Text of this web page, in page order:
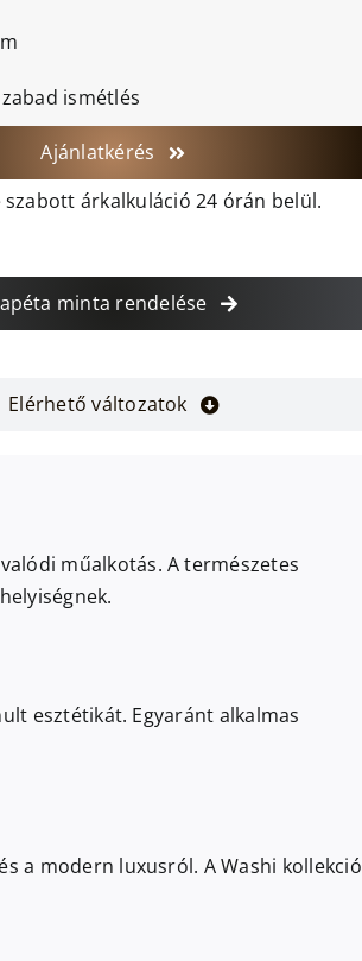
ismétlés
Ajánlatkérés
szabott árkalkuláció 24 órán belül.
minta rendelése
Elérhető változatok
műalkotás. A természetes
esztétikát. Egyaránt alkalmas
a modern luxusról. A Washi kollekció